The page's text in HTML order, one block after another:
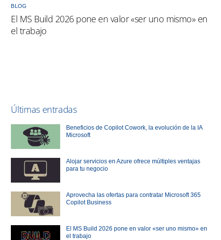
BLOG
El MS Build 2026 pone en valor «ser uno mismo» en
el trabajo
Últimas entradas
Beneficios de Copilot Cowork, la evolución de la IA
Microsoft
Alojar servicios en Azure ofrece múltiples ventajas
para tu negocio
Aprovecha las ofertas para contratar Microsoft 365
Copilot Business
El MS Build 2026 pone en valor «ser uno mismo» en
el trabajo